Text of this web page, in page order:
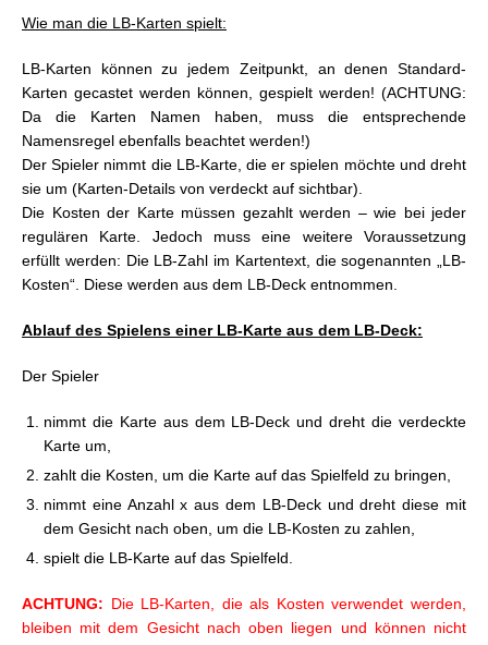
Wie man die LB-Karten spielt:
LB-Karten können zu jedem Zeitpunkt, an denen Standard-
Karten gecastet werden können, gespielt werden! (ACHTUNG:
Da die Karten Namen haben, muss die entsprechende
Namensregel ebenfalls beachtet werden!)
Der Spieler nimmt die LB-Karte, die er spielen möchte und dreht
sie um (Karten-Details von verdeckt auf sichtbar).
Die Kosten der Karte müssen gezahlt werden – wie bei jeder
regulären Karte. Jedoch muss eine weitere Voraussetzung
erfüllt werden: Die LB-Zahl im Kartentext, die sogenannten „LB-
Kosten“. Diese werden aus dem LB-Deck entnommen.
Ablauf des Spielens einer LB-Karte aus dem LB-Deck:
Der Spieler
nimmt die Karte aus dem LB-Deck und dreht die verdeckte
Karte um,
zahlt die Kosten, um die Karte auf das Spielfeld zu bringen,
nimmt eine Anzahl x aus dem LB-Deck und dreht diese mit
dem Gesicht nach oben, um die LB-Kosten zu zahlen,
spielt die LB-Karte auf das Spielfeld.
ACHTUNG: Die LB-Karten, die als Kosten verwendet werden,
bleiben mit dem Gesicht nach oben liegen und können nicht